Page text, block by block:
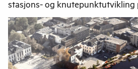
stasjons- og knutepunktutvikling